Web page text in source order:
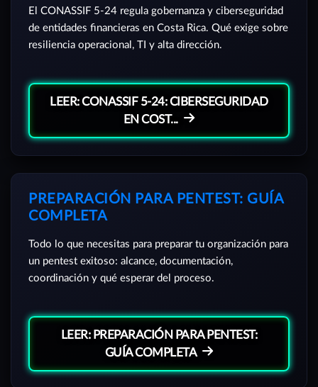
El CONASSIF 5-24 regula gobernanza y ciberseguridad
de entidades financieras en Costa Rica. Qué exige sobre
resiliencia operacional, TI y alta dirección.
LEER: CONASSIF 5-24: CIBERSEGURIDAD
EN COST...
PREPARACIÓN PARA PENTEST: GUÍA
COMPLETA
Todo lo que necesitas para preparar tu organización para
un pentest exitoso: alcance, documentación,
coordinación y qué esperar del proceso.
LEER: PREPARACIÓN PARA PENTEST:
GUÍA COMPLETA